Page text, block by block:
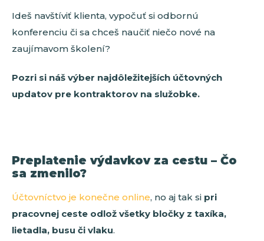
Ideš navštíviť klienta, vypočuť si odbornú
konferenciu či sa chceš naučiť niečo nové na
zaujímavom školení?
Pozri si náš výber najdôležitejších účtovných
updatov pre kontraktorov na služobke.
Preplatenie výdavkov za cestu – Čo
sa zmenilo?
Účtovníctvo je konečne online, no aj tak si pri
pracovnej ceste odlož všetky bločky z taxíka,
lietadla, busu či vlaku.